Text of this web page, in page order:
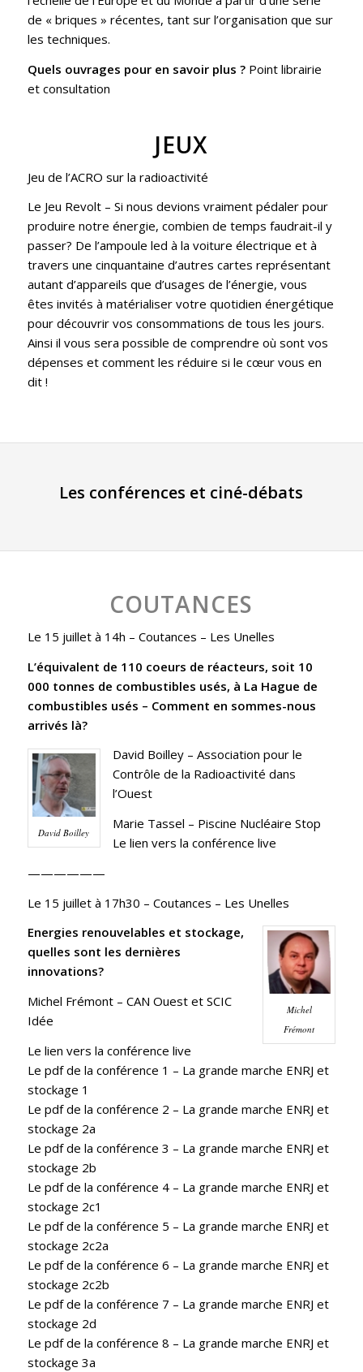
de « briques » récentes, tant sur l’organisation que sur
les techniques.
Quels ouvrages pour en savoir plus ?Point librairie
et consultation
JEUX
Jeu de l’ACRO sur la radioactivité
Le Jeu Revolt– Si nous devions vraiment pédaler pour
produire notre énergie, combien de temps faudrait-il y
passer? De l’ampoule led à la voiture électrique et à
travers une cinquantaine d’autres cartes représentant
autant d’appareils que d’usages de l’énergie, vous
êtes invités à matérialiser votre quotidien énergétique
pour découvrir vos consommations de tous les jours.
Ainsi il vous sera possible de comprendre où sont vos
dépenses et comment les réduire si le cœur vous en
dit !
Les conférences et ciné-débats
COUTANCES
Le 15 juillet à 14h – Coutances – Les Unelles
L’équivalent de 110 coeurs de réacteurs, soit 10
000 tonnes de combustibles usés, à La Hague de
combustibles usés – Comment en sommes-nous
arrivés là?
David Boilley
David Boilley – Association pour le
Contrôle de la Radioactivité dans
l’Ouest
Marie Tassel – Piscine Nucléaire Stop
Le lien vers la conférence live
——————
Le 15 juillet à 17h30 – Coutances – Les Unelles
Michel
Frémont
Energies renouvelables et stockage,
quelles sont les dernières
innovations?
Michel Frémont – CAN Ouestet SCIC
Idée
Le lien vers la conférence live
Le pdf de la conférence 1 – La grande marche ENRJ et
stockage 1
Le pdf de la conférence 2 – La grande marche ENRJ et
stockage 2a
Le pdf de la conférence 3 – La grande marche ENRJ et
stockage 2b
Le pdf de la conférence 4 – La grande marche ENRJ et
stockage 2c1
Le pdf de la conférence 5 – La grande marche ENRJ et
stockage 2c2a
Le pdf de la conférence 6 – La grande marche ENRJ et
stockage 2c2b
Le pdf de la conférence 7 – La grande marche ENRJ et
stockage 2d
Le pdf de la conférence 8 – La grande marche ENRJ et
stockage 3a